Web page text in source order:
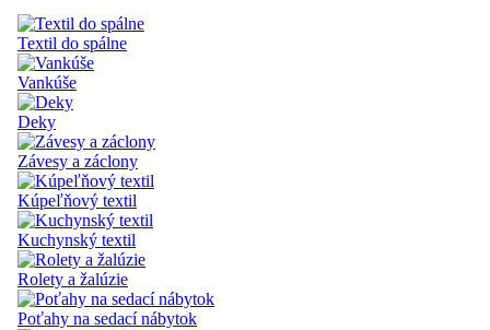
Textil do spálne
Vankúše
Deky
Závesy a záclony
Kúpeľňový textil
Kuchynský textil
Rolety a žalúzie
Poťahy na sedací nábytok